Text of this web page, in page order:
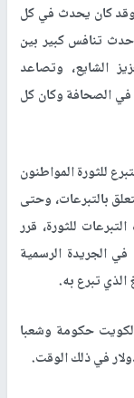
وقد كان يحدث في كل
تنافس كبير بين
الشايع، وتصاعد
في الصحافة وكان كل
للثورة المواطنون
بالتبرعات، وحتى
للثورة، قرر
الجريدة الرسمية
الذي تبرع به.
حكومة وشعبا
في ذلك الوقت.